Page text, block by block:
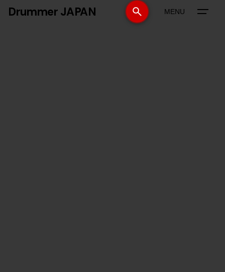
Drummer JAPAN MENU